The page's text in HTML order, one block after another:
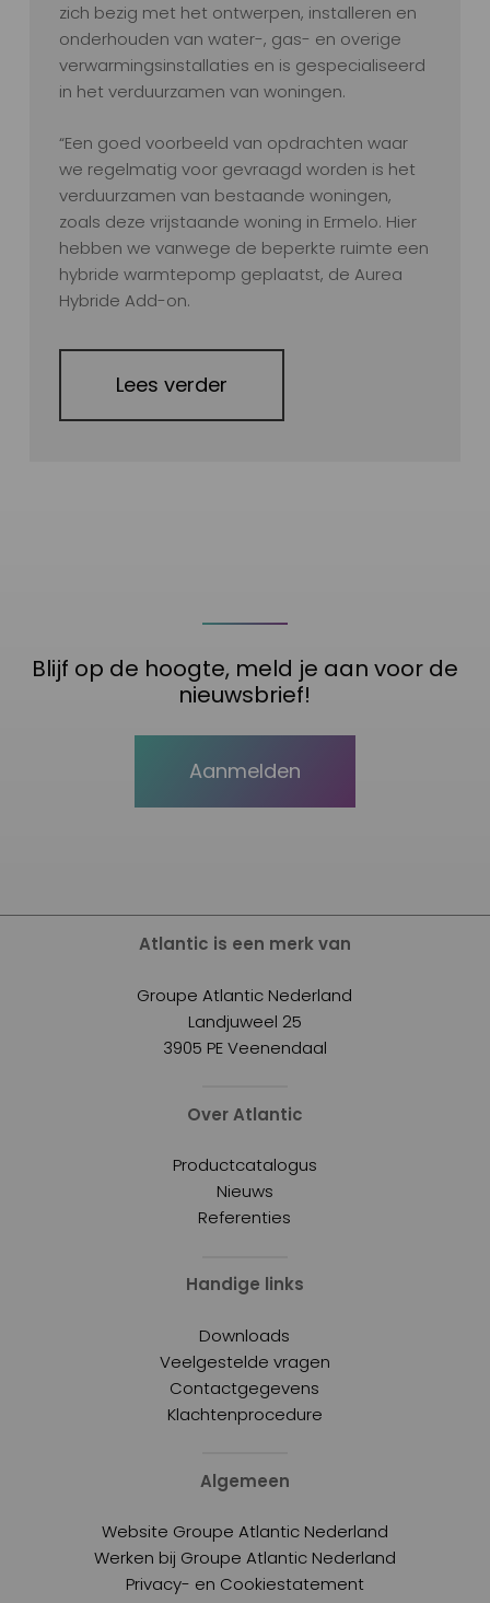
zich bezig met het ontwerpen, installeren en
onderhouden van water-, gas- en overige
verwarmingsinstallaties en is gespecialiseerd
in het verduurzamen van woningen.
“Een goed voorbeeld van opdrachten waar
we regelmatig voor gevraagd worden is het
verduurzamen van bestaande woningen,
zoals deze vrijstaande woning in Ermelo. Hier
hebben we vanwege de beperkte ruimte een
hybride warmtepomp geplaatst, de Aurea
Hybride Add-on.
Lees verder
Blijf op de hoogte, meld je aan voor de
nieuwsbrief!
Aanmelden
Atlantic is een merk van
Groupe Atlantic Nederland
Landjuweel 25
3905 PE Veenendaal
Over Atlantic
Productcatalogus
Nieuws
Referenties
Handige links
Downloads
Veelgestelde vragen
Contactgegevens
Klachtenprocedure
Algemeen
Website Groupe Atlantic Nederland
Werken bij Groupe Atlantic Nederland
Privacy- en Cookiestatement